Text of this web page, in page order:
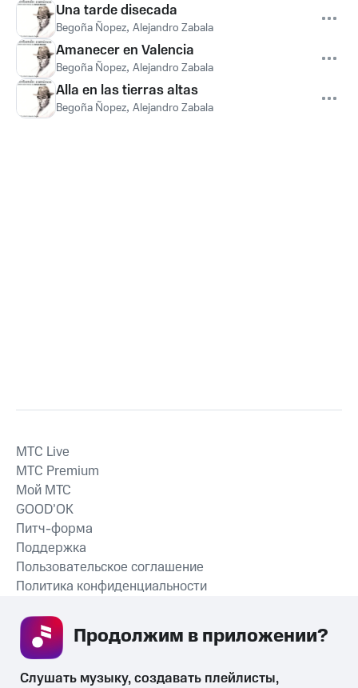
Una tarde disecada
Begoña Ñopez, Alejandro Zabala
Amanecer en Valencia
Begoña Ñopez, Alejandro Zabala
Alla en las tierras altas
Begoña Ñopez, Alejandro Zabala
СКАЧАТЬ ПРИЛОЖЕНИЕ
MTС Live
MTС Premium
Мой МТС
GOOD’OK
Питч-форма
Поддержка
Пользовательское соглашение
Политика конфиденциальности
Слушать музыку, создавать плейлисты,